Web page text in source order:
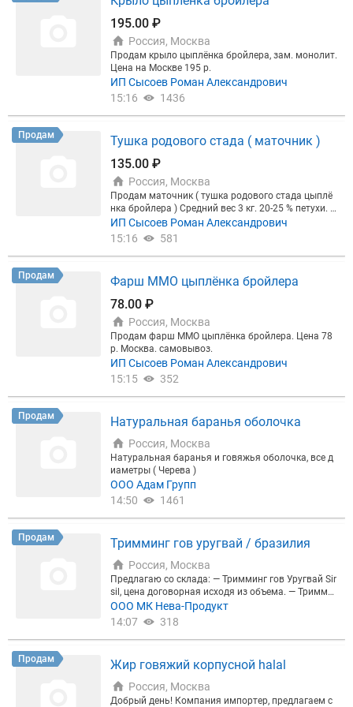
ывается отдельно и зависит от веса, объёма, горо
да назначения и выбранного способа перевозки.
Перед отправкой товар упаковывается так, чтоб
ы сохранить внешний вид, маркировку и товарно
е состояние при транспортировке.
195.00 ₽
Россия, Москва
Продам крыло цыплёнка бройлера, зам. монолит.
Цена на Москве 195 р.
ИП Сысоев Роман Александрович
15:16
1436
Продам
Тушка родового стада ( маточник )
135.00 ₽
Россия, Москва
Продам маточник ( тушка родового стада цыплё
нка бройлера ) Средний вес 3 кг. 20-25 % петухи. Ц
ена 135р. Самовывоз Москва.
ИП Сысоев Роман Александрович
15:16
581
Продам
Фарш ММО цыплёнка бройлера
78.00 ₽
Россия, Москва
Продам фарш ММО цыплёнка бройлера. Цена 78
р. Москва. самовывоз.
ИП Сысоев Роман Александрович
15:15
352
Продам Натуральная баранья оболочка
Россия, Москва
Натуральная баранья и говяжья оболочка, все д
иаметры ( Черева )
ООО Адам Групп
14:50
1461
Продам Тримминг гов уругвай / бразилия
Россия, Москва
Предлагаю со склада: — Тримминг гов Уругвай Sir
sil, цена договорная исходя из объема. — Тримми
нг гов Бразилия Minerva, цена договорная исходя
из объема. Возможна оплата по факту погрузки В
рг, полный пакет документов и гарантии от наше
боты на мясном рынке. Звоните всё обсудим!
ООО МК Нева-Продукт
14:07
318
Продам Жир говяжий корпусной halal
Россия, Москва
Добрый день! Компания импортер, предлагаем с